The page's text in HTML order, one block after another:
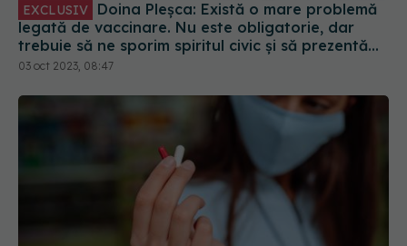
EXCLUSIV
legată de vaccinare. Nu este obligatorie, dar
trebuie să ne sporim spiritul civic și să prezentăm
corect minusurile și plusurile fiecărui vaccin
03 oct 2023, 08:47